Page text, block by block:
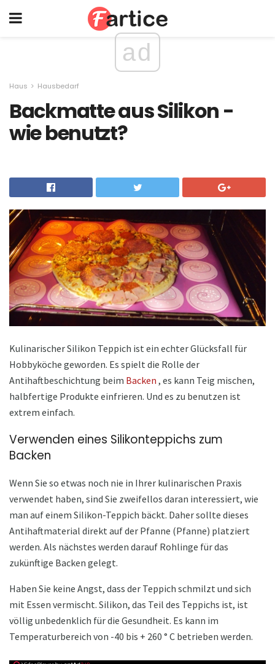
ad
Haus Hausbedarf
Backmatte aus Silikon -
wie benutzt?
Kulinarischer Silikon Teppich ist ein echter Glücksfall für
Hobbyköche geworden. Es spielt die Rolle der
Antihaftbeschichtung beim Backen , es kann Teig mischen,
halbfertige Produkte einfrieren. Und es zu benutzen ist
extrem einfach.
Verwenden eines Silikonteppichs zum
Backen
Wenn Sie so etwas noch nie in Ihrer kulinarischen Praxis
verwendet haben, sind Sie zweifellos daran interessiert, wie
man auf einem Silikon-Teppich bäckt. Daher sollte dieses
Antihaftmaterial direkt auf der Pfanne (Pfanne) platziert
werden. Als nächstes werden darauf Rohlinge für das
zukünftige Backen gelegt.
Haben Sie keine Angst, dass der Teppich schmilzt und sich
mit Essen vermischt. Silikon, das Teil des Teppichs ist, ist
völlig unbedenklich für die Gesundheit. Es kann im
Temperaturbereich von -40 bis + 260 ° C betrieben werden.